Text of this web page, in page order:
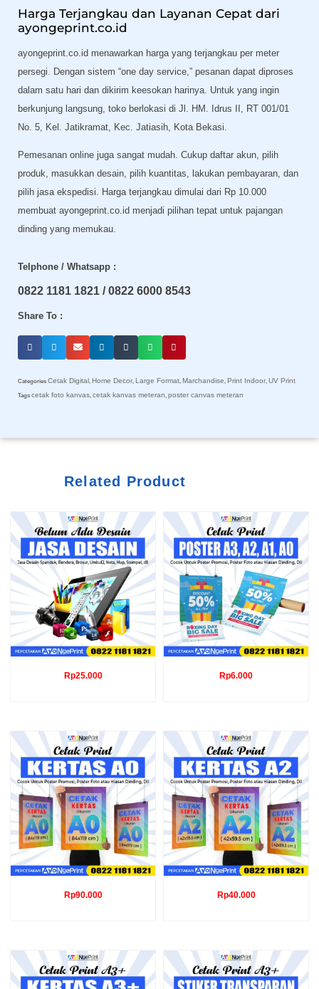
Harga Terjangkau dan Layanan Cepat dari
ayongeprint.co.id
ayongeprint.co.id menawarkan harga yang terjangkau per meter
persegi. Dengan sistem “one day service,” pesanan dapat diproses
dalam satu hari dan dikirim keesokan harinya. Untuk yang ingin
berkunjung langsung, toko berlokasi di Jl. HM. Idrus II, RT 001/01
No. 5, Kel. Jatikramat, Kec. Jatiasih, Kota Bekasi.
Pemesanan online juga sangat mudah. Cukup daftar akun, pilih
produk, masukkan desain, pilih kuantitas, lakukan pembayaran, dan
pilih jasa ekspedisi. Harga terjangkau dimulai dari Rp 10.000
membuat ayongeprint.co.id menjadi pilihan tepat untuk pajangan
dinding yang memukau.
Telphone / Whatsapp :
0822 1181 1821 / 0822 6000 8543
Share To :
Categories Cetak Digital Home Decor Large Format Marchandise Print Indoor UV Print
Tags cetak foto kanvas cetak kanvas meteran poster canvas meteran
Related Product
Rp25.000 Rp6.000
Rp90.000 Rp40.000